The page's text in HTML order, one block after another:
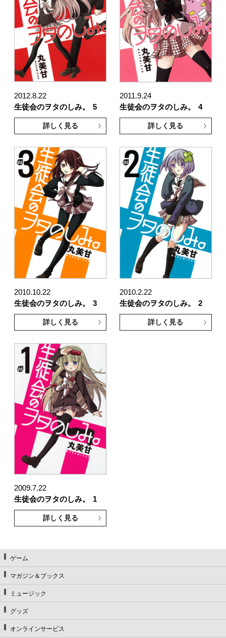
2012.8.22
生徒会のヲタのしみ。
5
詳しく見る
2011.9.24
生徒会のヲタのしみ。
4
詳しく見る
2010.10.22
生徒会のヲタのしみ。
3
詳しく見る
2010.2.22
生徒会のヲタのしみ。
2
詳しく見る
2009.7.22
生徒会のヲタのしみ。
1
詳しく見る
ゲーム
マガジン＆ブックス
ミュージック
グッズ
オンラインサービス